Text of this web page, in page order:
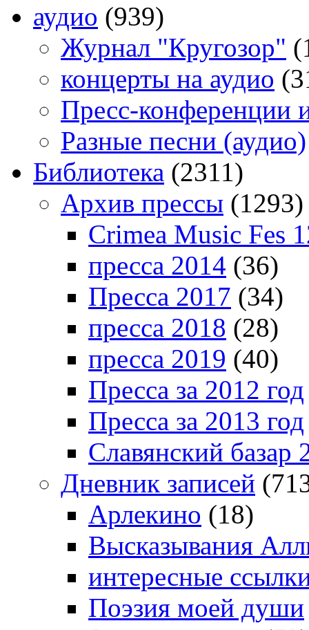
аудио (939)
Журнал "Кругозор"
концерты на аудио
Пресс-конференции
Разные песни (аудио)
Библиотека (2311)
Архив прессы (1293)
Crimea Music Fes
пресса 2014 (36)
Пресса 2017 (34)
пресса 2018 (28)
пресса 2019 (40)
Пресса за 2012 год
Пресса за 2013 год
Славянский базар
Дневник записей
Арлекино (18)
Высказывания
интересные
Поэзия моей души